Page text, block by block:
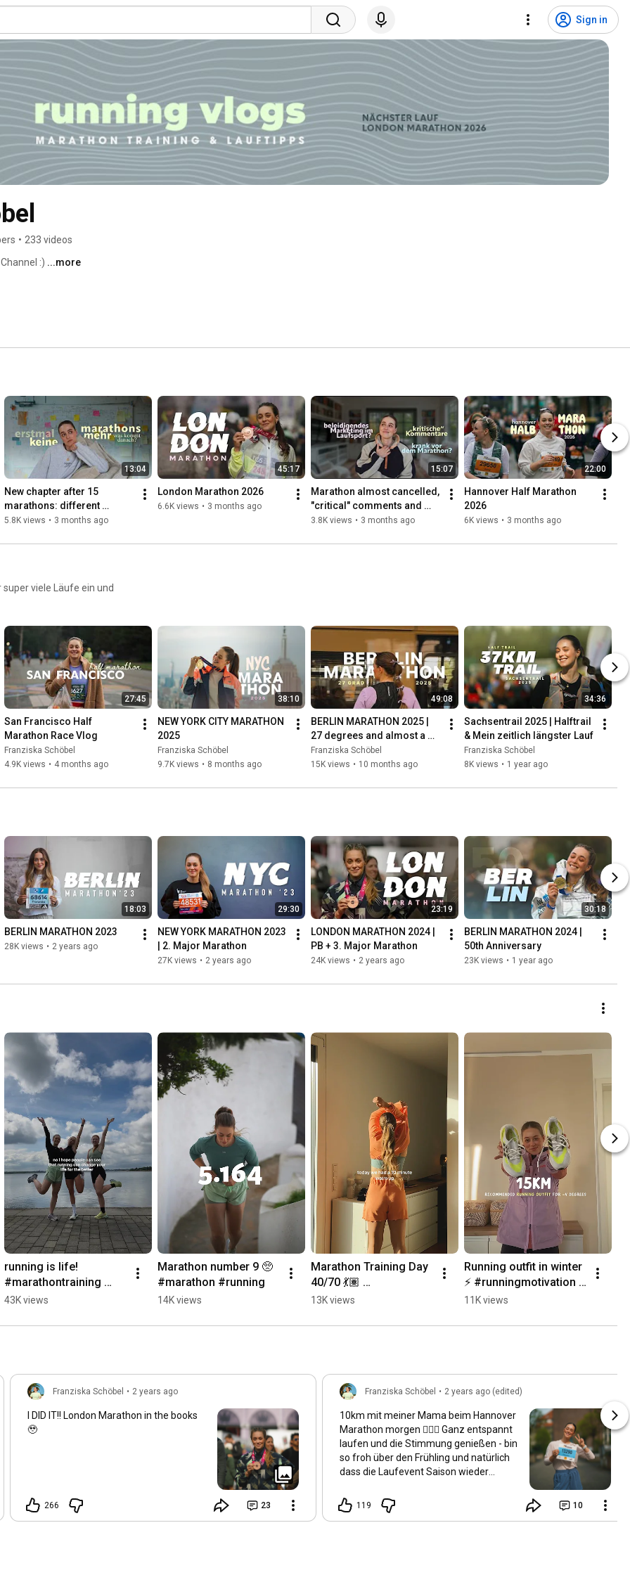
Sign in
• 233 videos
:) ...more
13:04
New chapter after 15
marathons: different
training & different videos
5.8K views • 3 months ago
45:17
London Marathon 2026
6.6K views • 3 months ago
15:07
Marathon almost cancelled,
"critical" comments and
avoiding sports brands
3.8K views • 3 months ago
22:00
Hannover Half Marathon
2026
6K views • 3 months ago
viele Läufe ein und
27:45
San Francisco Half
Marathon Race Vlog
Franziska Schöbel
4.9K views • 4 months ago
38:10
NEW YORK CITY MARATHON
2025
Franziska Schöbel
9.7K views • 8 months ago
49:08
BERLIN MARATHON 2025 |
27 degrees and almost a
DNF...
Franziska Schöbel
15K views • 10 months ago
34:36
Sachsentrail 2025 | Halftrail
& Mein zeitlich längster Lauf
Franziska Schöbel
8K views • 1 year ago
18:03
BERLIN MARATHON 2023
28K views • 2 years ago
29:30
NEW YORK MARATHON 2023
| 2. Major Marathon
27K views • 2 years ago
23:19
LONDON MARATHON 2024 |
PB + 3. Major Marathon
24K views • 2 years ago
30:18
BERLIN MARATHON 2024 |
50th Anniversary
23K views • 1 year ago
running is life!
#marathontraining
#lauftraining
43K views
Marathon number 9 🥺
#marathon #running
14K views
Marathon Training Day
40/70 💃🏽
#marathontraining
13K views
Running outfit in winter
⚡️ #runningmotivation
#laufen
11K views
Franziska Schöbel • 2 years ago
I DID IT!! London Marathon in the books
🥹
266 23
Franziska Schöbel • 2 years ago (edited)
10km mit meiner Mama beim Hannover
Marathon morgen 🏃🏽‍♀️ Ganz entspannt
laufen und die Stimmung genießen - bin
so froh über den Frühling und natürlich
dass die Laufevent Saison wieder
119 10